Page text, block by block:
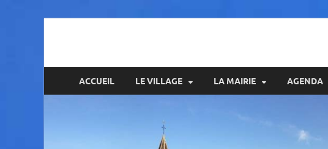
Amance
ACCUEIL LE VILLAGE LA MAIRIE AGENDA